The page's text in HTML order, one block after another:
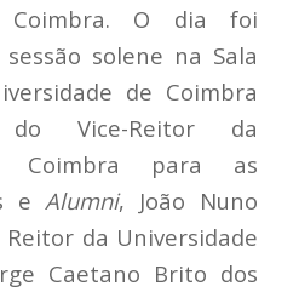
Coimbra. O dia foi
solene na Sala
de Coimbra
Vice-Reitor da
Coimbra para as
e Alumni, João Nuno
Reitor da Universidade
Caetano Brito dos